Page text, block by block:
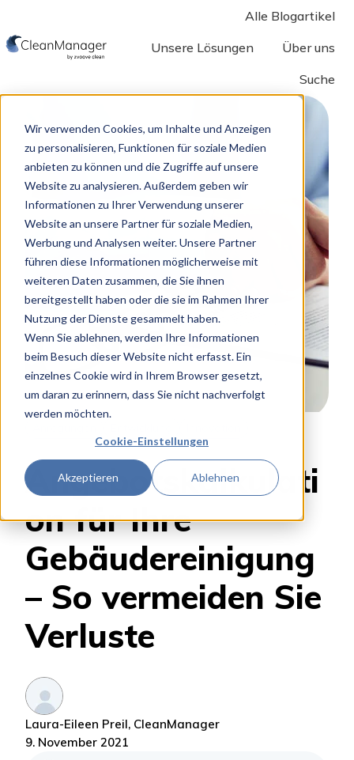
Wir verwenden Cookies, um Inhalte und Anzeigen
zu personalisieren, Funktionen für soziale Medien
anbieten zu können und die Zugriffe auf unsere
Website zu analysieren. Außerdem geben wir
Informationen zu Ihrer Verwendung unserer
Website an unsere Partner für soziale Medien,
Werbung und Analysen weiter. Unsere Partner
führen diese Informationen möglicherweise mit
weiteren Daten zusammen, die Sie ihnen
bereitgestellt haben oder die sie im Rahmen Ihrer
Nutzung der Dienste gesammelt haben.
Wenn Sie ablehnen, werden Ihre Informationen
beim Besuch dieser Website nicht erfasst. Ein
einzelnes Cookie wird in Ihrem Browser gesetzt,
um daran zu erinnern, dass Sie nicht nachverfolgt
werden möchten.
Cookie-Einstellungen
Akzeptieren Ablehnen
Alle Blogartikel
Unsere Lösungen
Über uns
Suche
Angebotskalkulati
on für Ihre
Gebäudereinigung
– So vermeiden Sie
Verluste
Laura-Eileen Preil, CleanManager
9. November 2021